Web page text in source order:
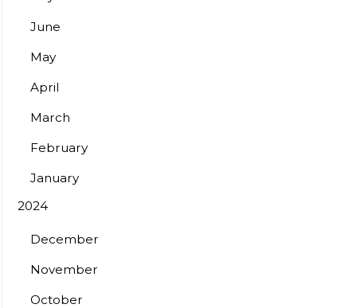
June
May
April
March
February
January
2024
December
November
October